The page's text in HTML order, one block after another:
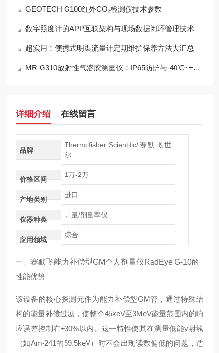
GEOTECH G100红外CO₂检测仪技术参数
数字照度计的APP互联架构与现场数据闭环管理技术
超实用！便携式明渠流量计定期维护保养方法大汇总
MR-G310放射性气溶胶测量仪：IP65防护与-40℃~+50℃宽温工作能力
详细介绍 在线留言
品牌
Thermofisher Scientific/赛默飞世
尔
价格区间
1万-2万
产地类别
进口
仪器种类
计量/剂量率仪
应用领域
综合
一、 赛默飞能力补偿型GM个人剂量仪RadEye G-10的
性能优势
该设备的核心探测元件为能力补偿型GM管，通过特殊结
构的能量补偿过滤，使整个45keV至3MeV能量范围内的响
应误差控制在±30%以内。这一特性使其在测量低能γ射线
（如Am-241的59.5keV）时不会出现读数偏低的问题，适